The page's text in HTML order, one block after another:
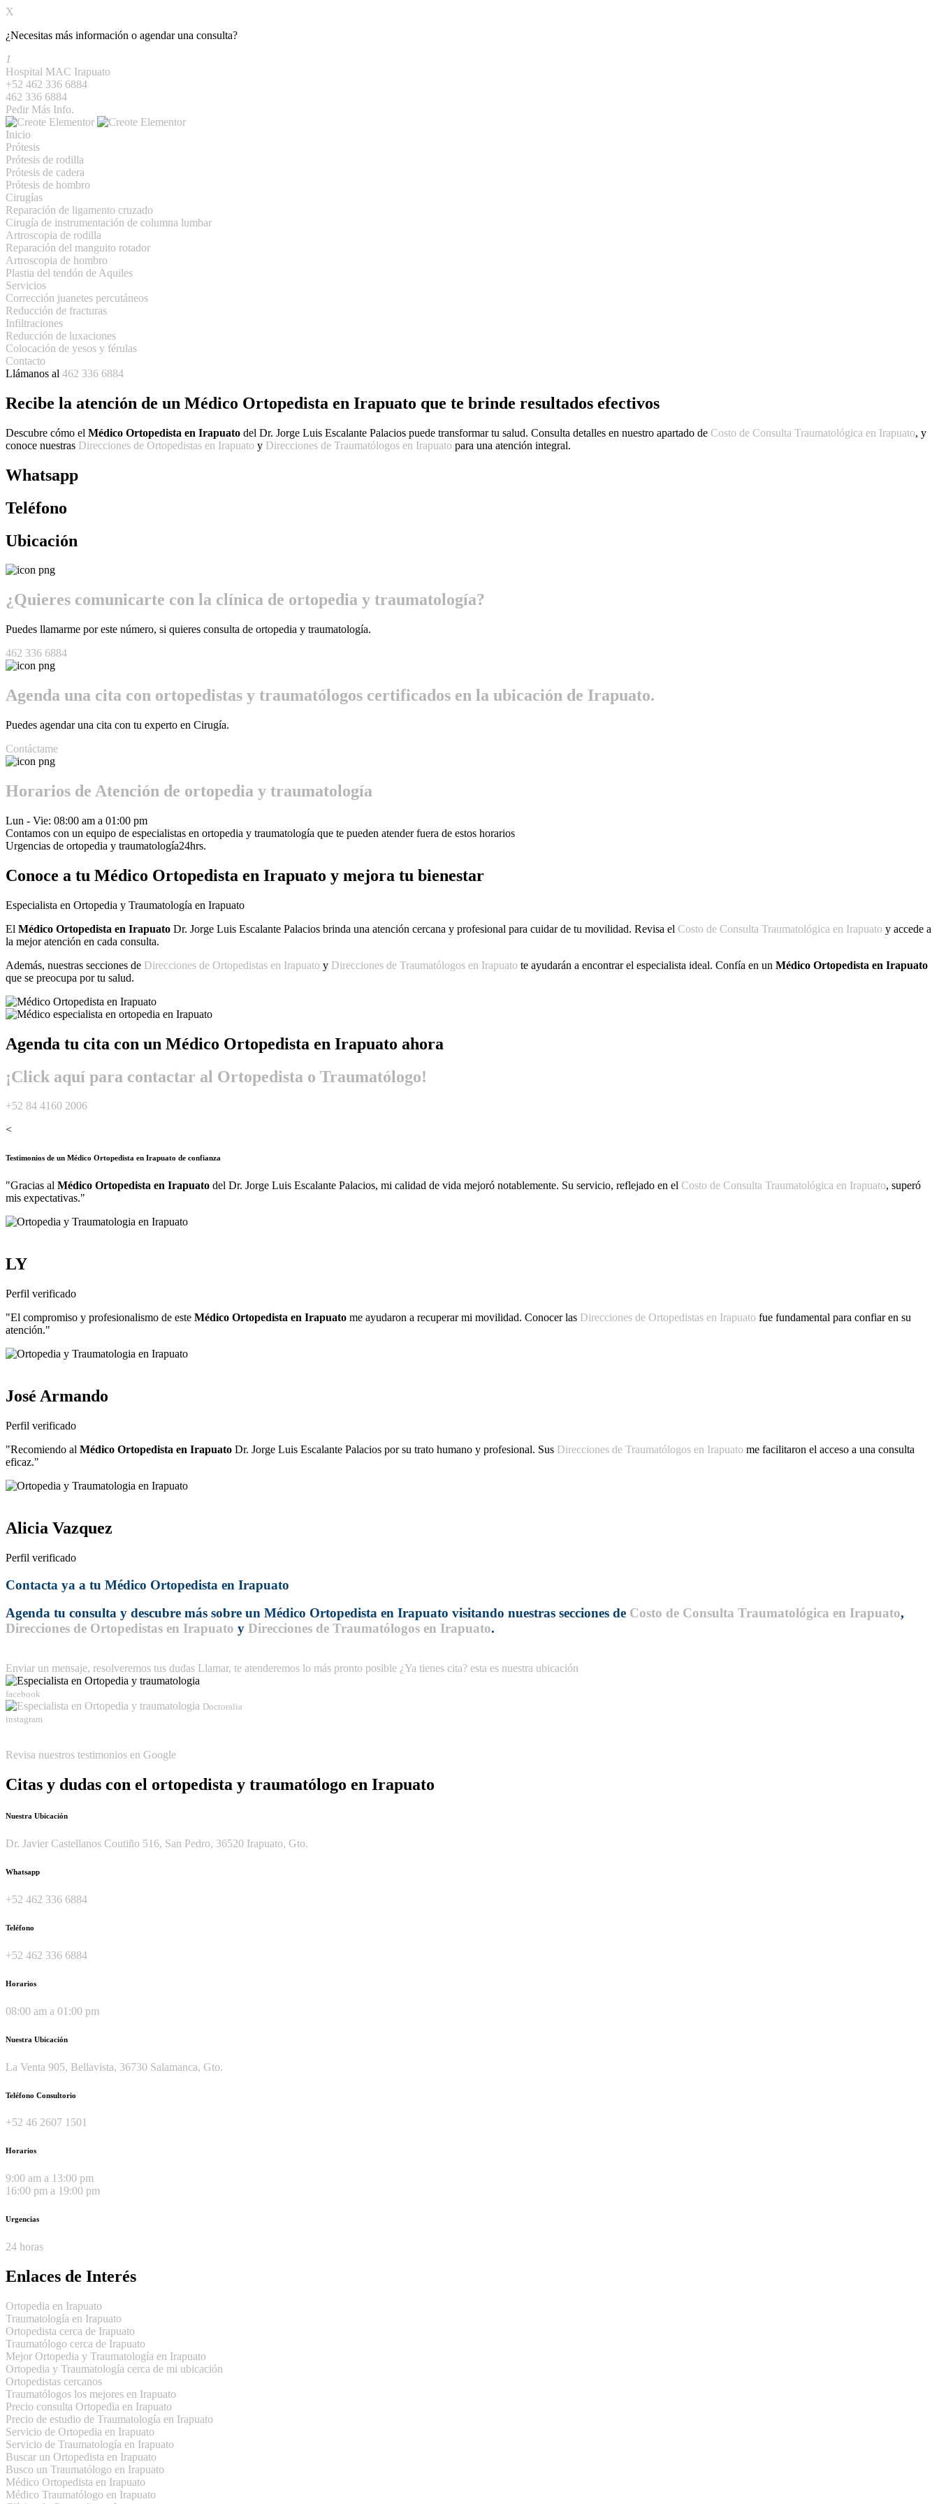
X
¿Necesitas más información o agendar una consulta?
1
Hospital MAC Irapuato
+52 462 336 6884
462 336 6884
Pedir Más Info.
Inicio
Prótesis
Prótesis de rodilla
Prótesis de cadera
Prótesis de hombro
Cirugías
Reparación de ligamento cruzado
Cirugía de instrumentación de columna lumbar
Artroscopia de rodilla
Reparación del manguito rotador
Artroscopia de hombro
Plastia del tendón de Aquiles
Servicios
Corrección juanetes percutáneos
Reducción de fracturas
Infiltraciones
Reducción de luxaciones
Colocación de yesos y férulas
Contacto
Llámanos al 462 336 6884
Recibe la atención de un Médico Ortopedista en Irapuato que te brinde resultados efectivos
Descubre cómo el Médico Ortopedista en Irapuato del Dr. Jorge Luis Escalante Palacios puede transformar tu salud. Consulta detalles en nuestro apartado de Costo de Consulta Traumatológica en Irapuato, y
conoce nuestras Direcciones de Ortopedistas en Irapuato y Direcciones de Traumatólogos en Irapuato para una atención integral.
Whatsapp
Teléfono
Ubicación
¿Quieres comunicarte con la clínica de ortopedia y traumatología?
Puedes llamarme por este número, si quieres consulta de ortopedia y traumatología.
462 336 6884
Agenda una cita con ortopedistas y traumatólogos certificados en la ubicación de Irapuato.
Puedes agendar una cita con tu experto en Cirugía.
Contáctame
Horarios de Atención de ortopedia y traumatología
Lun - Vie: 08:00 am a 01:00 pm
Contamos con un equipo de especialistas en ortopedia y traumatología que te pueden atender fuera de estos horarios
Urgencias de ortopedia y traumatología24hrs.
Conoce a tu Médico Ortopedista en Irapuato y mejora tu bienestar
Especialista en Ortopedia y Traumatología en Irapuato
El Médico Ortopedista en Irapuato Dr. Jorge Luis Escalante Palacios brinda una atención cercana y profesional para cuidar de tu movilidad. Revisa el Costo de Consulta Traumatológica en Irapuato y accede a
la mejor atención en cada consulta.
Además, nuestras secciones de Direcciones de Ortopedistas en Irapuato y Direcciones de Traumatólogos en Irapuato te ayudarán a encontrar el especialista ideal. Confía en un Médico Ortopedista en Irapuato
que se preocupa por tu salud.
Agenda tu cita con un Médico Ortopedista en Irapuato ahora
¡Click aquí para contactar al Ortopedista o Traumatólogo!
+52 84 4160 2006
<
Testimonios de un Médico Ortopedista en Irapuato de confianza
"Gracias al Médico Ortopedista en Irapuato del Dr. Jorge Luis Escalante Palacios, mi calidad de vida mejoró notablemente. Su servicio, reflejado en el Costo de Consulta Traumatológica en Irapuato, superó
mis expectativas."
LY
Perfil verificado
"El compromiso y profesionalismo de este Médico Ortopedista en Irapuato me ayudaron a recuperar mi movilidad. Conocer las Direcciones de Ortopedistas en Irapuato fue fundamental para confiar en su
atención."
José Armando
Perfil verificado
"Recomiendo al Médico Ortopedista en Irapuato Dr. Jorge Luis Escalante Palacios por su trato humano y profesional. Sus Direcciones de Traumatólogos en Irapuato me facilitaron el acceso a una consulta
eficaz."
Alicia Vazquez
Perfil verificado
Contacta ya a tu Médico Ortopedista en Irapuato
Agenda tu consulta y descubre más sobre un Médico Ortopedista en Irapuato visitando nuestras secciones de Costo de Consulta Traumatológica en Irapuato,
Direcciones de Ortopedistas en Irapuato y Direcciones de Traumatólogos en Irapuato.
Enviar un mensaje, resolveremos tus dudas Llamar, te atenderemos lo más pronto posible ¿Ya tienes cita? esta es nuestra ubicación
facebook
Doctoralia
instagram
Revisa nuestros testimonios en Google
Citas y dudas con el ortopedista y traumatólogo en Irapuato
Nuestra Ubicación
Dr. Javier Castellanos Coutiño 516, San Pedro, 36520 Irapuato, Gto.
Whatsapp
+52 462 336 6884
Teléfono
+52 462 336 6884
Horarios
08:00 am a 01:00 pm
Nuestra Ubicación
La Venta 905, Bellavista, 36730 Salamanca, Gto.
Teléfono Consultorio
+52 46 2607 1501
Horarios
9:00 am a 13:00 pm
16:00 pm a 19:00 pm
Urgencias
24 horas
Enlaces de Interés
Ortopedia en Irapuato
Traumatología en Irapuato
Ortopedista cerca de Irapuato
Traumatólogo cerca de Irapuato
Mejor Ortopedia y Traumatología en Irapuato
Ortopedia y Traumatología cerca de mi ubicación
Ortopedistas cercanos
Traumatólogos los mejores en Irapuato
Precio consulta Ortopedia en Irapuato
Precio de estudio de Traumatología en Irapuato
Servicio de Ortopedia en Irapuato
Servicio de Traumatología en Irapuato
Buscar un Ortopedista en Irapuato
Busco un Traumatólogo en Irapuato
Médico Ortopedista en Irapuato
Médico Traumatólogo en Irapuato